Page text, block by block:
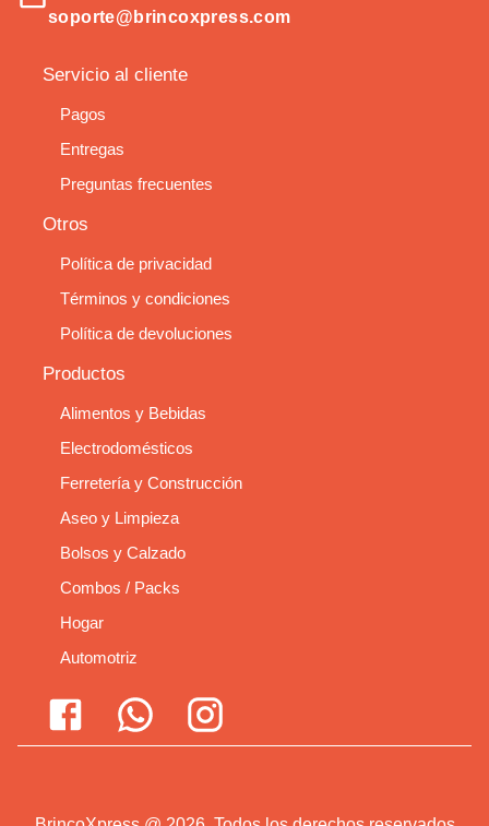
soporte@brincoxpress.com
Servicio al cliente
Pagos
Entregas
Preguntas frecuentes
Otros
Política de privacidad
Términos y condiciones
Política de devoluciones
Productos
Alimentos y Bebidas
Electrodomésticos
Ferretería y Construcción
Aseo y Limpieza
Bolsos y Calzado
Combos / Packs
Hogar
Automotriz